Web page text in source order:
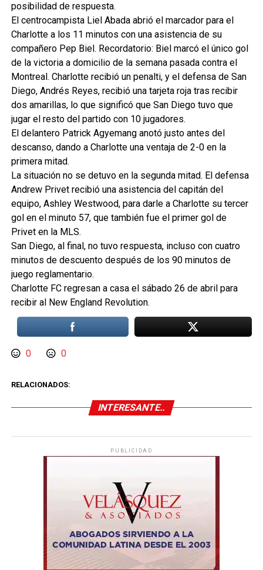
posibilidad de respuesta.
El centrocampista Liel Abada abrió el marcador para el
Charlotte a los 11 minutos con una asistencia de su
compañero Pep Biel. Recordatorio: Biel marcó el único gol
de la victoria a domicilio de la semana pasada contra el
Montreal. Charlotte recibió un penalti, y el defensa de San
Diego, Andrés Reyes, recibió una tarjeta roja tras recibir
dos amarillas, lo que significó que San Diego tuvo que
jugar el resto del partido con 10 jugadores.
El delantero Patrick Agyemang anotó justo antes del
descanso, dando a Charlotte una ventaja de 2-0 en la
primera mitad.
La situación no se detuvo en la segunda mitad. El defensa
Andrew Privet recibió una asistencia del capitán del
equipo, Ashley Westwood, para darle a Charlotte su tercer
gol en el minuto 57, que también fue el primer gol de
Privet en la MLS.
San Diego, al final, no tuvo respuesta, incluso con cuatro
minutos de descuento después de los 90 minutos de
juego reglamentario.
Charlotte FC regresan a casa el sábado 26 de abril para
recibir al New England Revolution.
0 0
RELACIONADOS:
INTERESANTE..
PUBLICIDAD